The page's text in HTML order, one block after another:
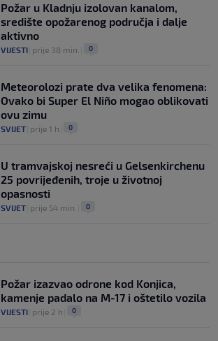
Požar u Kladnju izolovan kanalom,
središte opožarenog područja i dalje
aktivno
VIJESTI prije 38 min. 0
Meteorolozi prate dva velika fenomena:
Ovako bi Super El Niño mogao oblikovati
ovu zimu
SVIJET prije 1 h 0
U tramvajskoj nesreći u Gelsenkirchenu
25 povrijeđenih, troje u životnoj
opasnosti
SVIJET prije 54 min. 0
Požar izazvao odrone kod Konjica,
kamenje padalo na M-17 i oštetilo vozila
VIJESTI prije 2 h 0